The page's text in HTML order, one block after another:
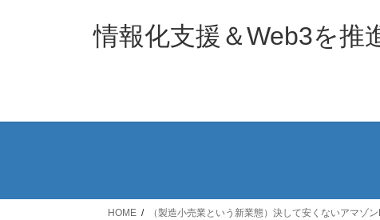
ス
ン
情報化支援＆Web3を推
HOME （製造小売業という新業態）決して安くないアマゾ